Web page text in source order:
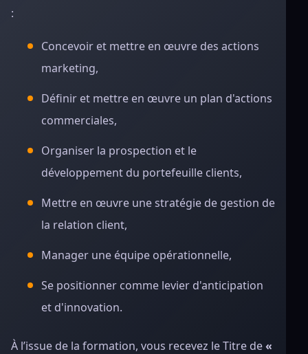
:
Concevoir et mettre en œuvre des actions
marketing,
Définir et mettre en œuvre un plan d'actions
commerciales,
Organiser la prospection et le
développement du portefeuille clients,
Mettre en œuvre une stratégie de gestion de
la relation client,
Manager une équipe opérationnelle,
Se positionner comme levier d'anticipation
et d'innovation.
À l’issue de la formation, vous recevez le Titre de«